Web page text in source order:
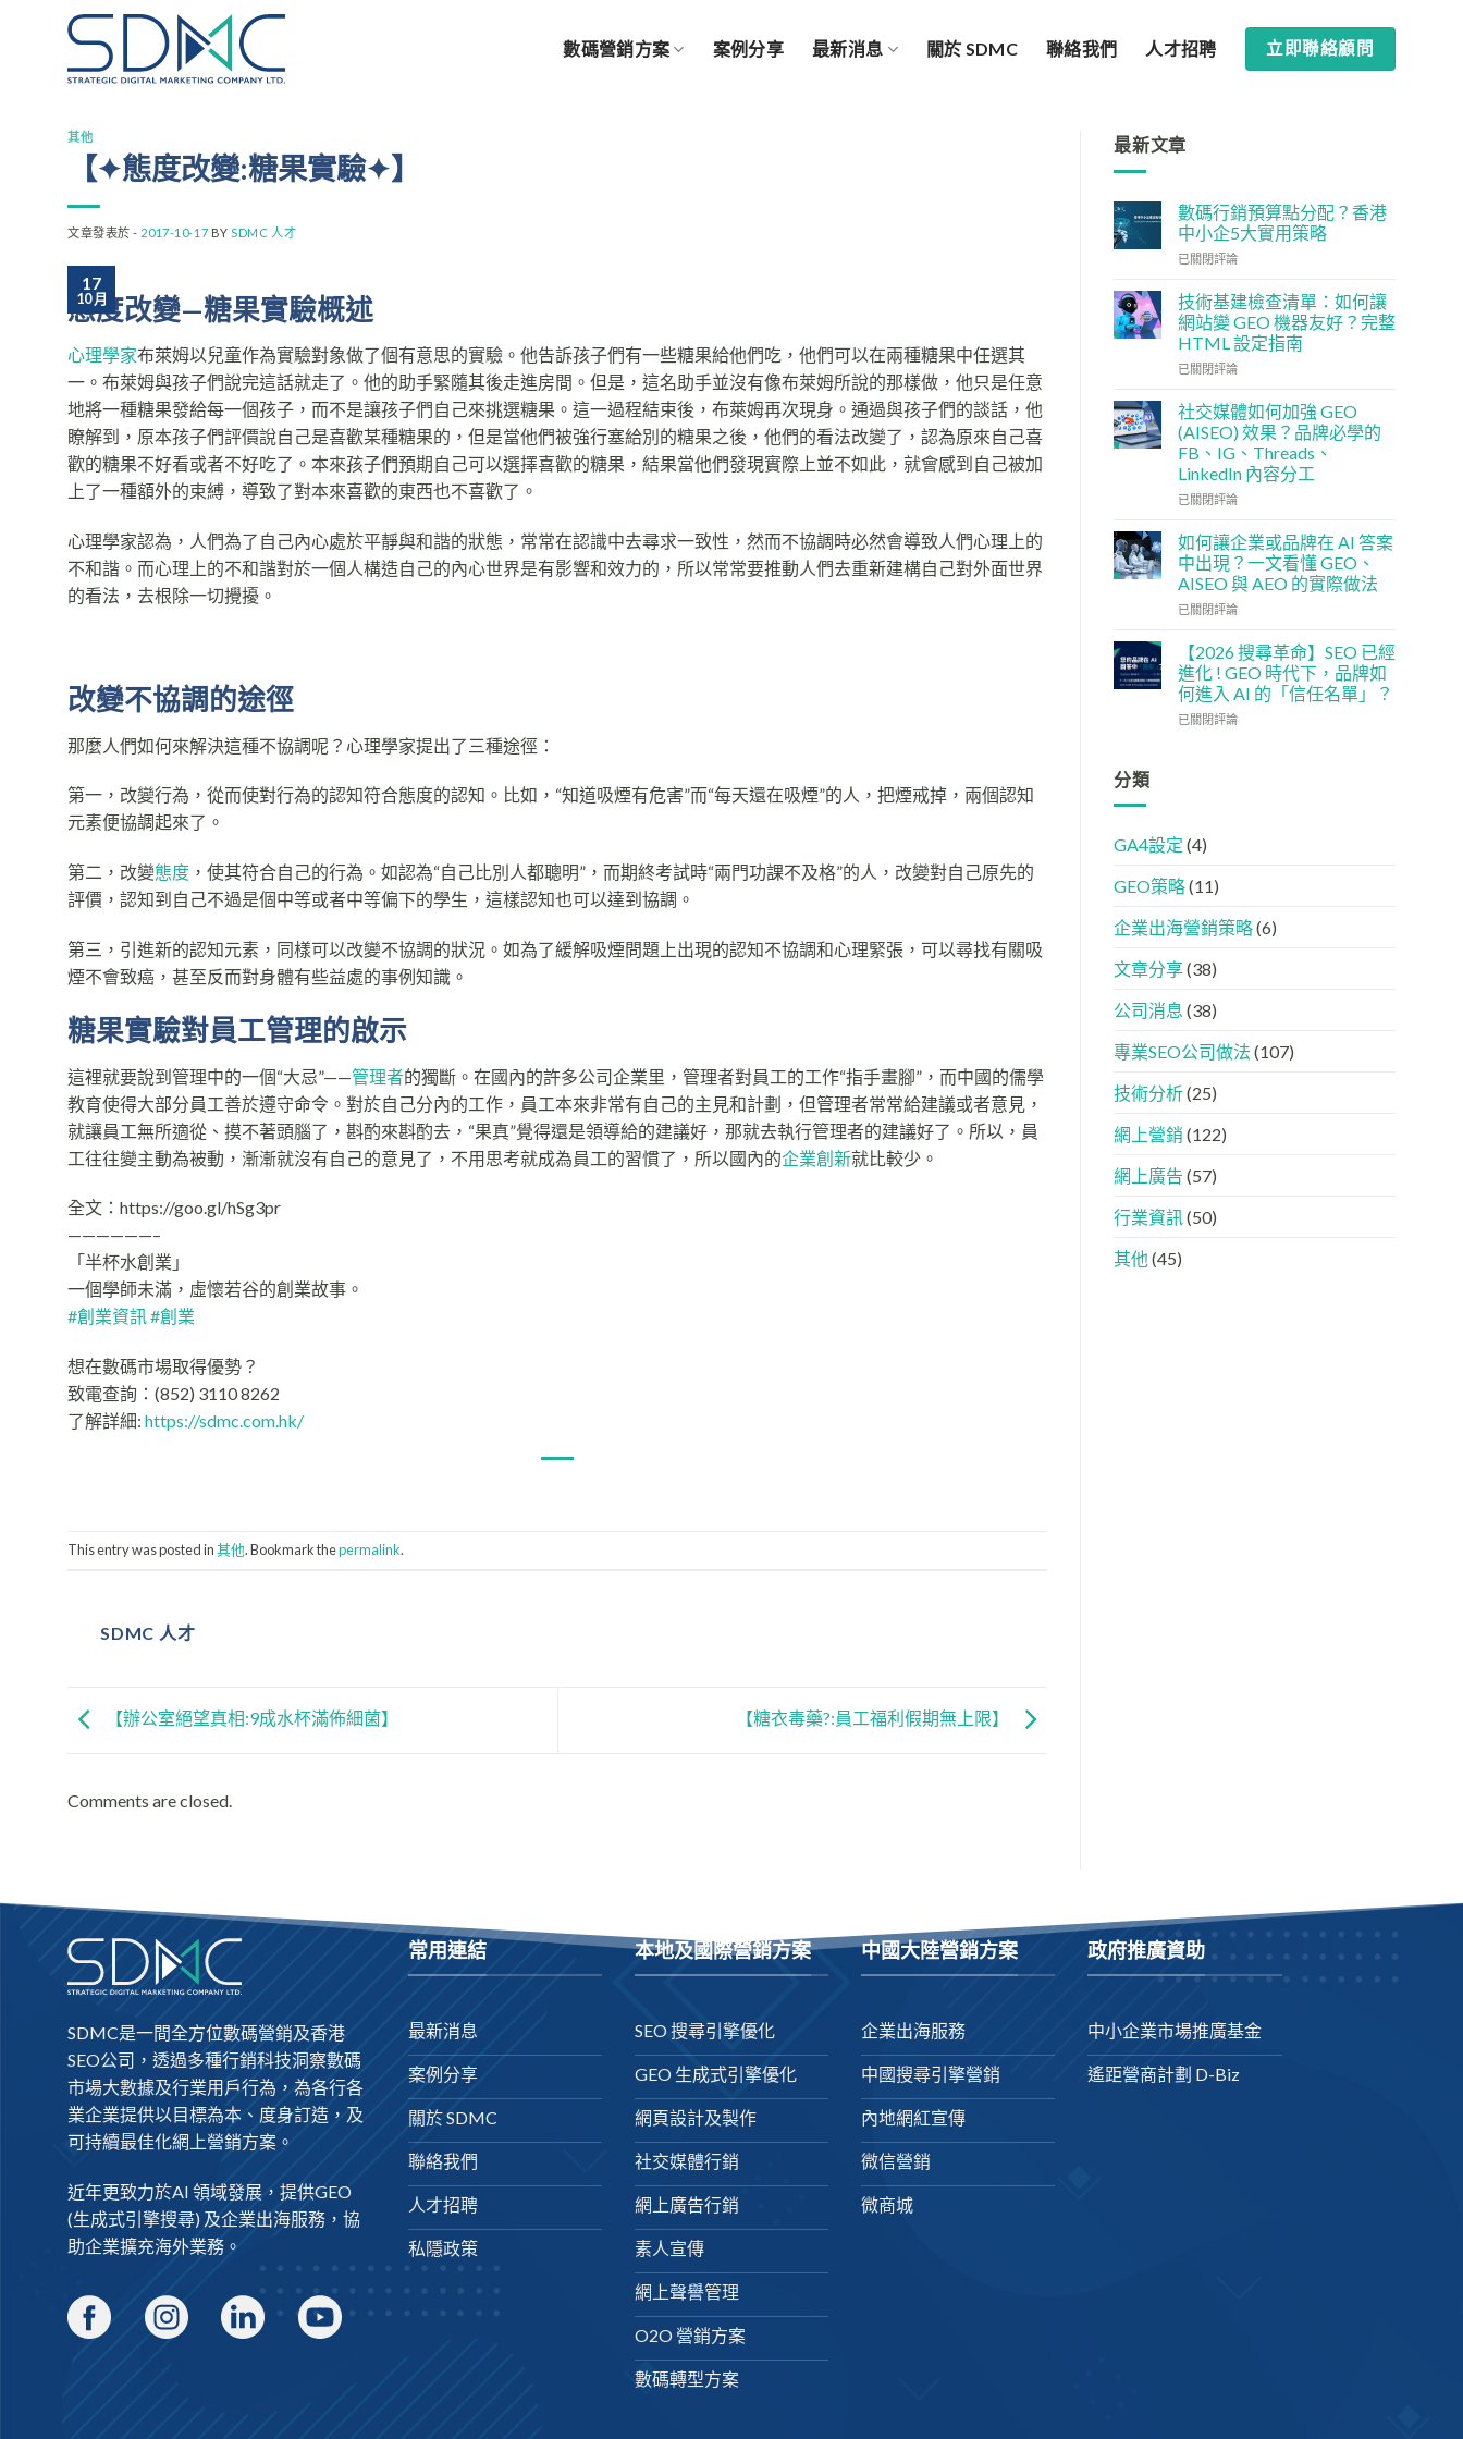
數碼營銷方案 案例分享 最新消息 關於 SDMC 聯絡我們 人才招聘 立即聯絡顧問
其他
【✦態度改變:糖果實驗✦】
文章發表於 - 2017-10-17 BY SDMC 人才
17
10 月
態度改變—糖果實驗概述
心理學家布萊姆以兒童作為實驗對象做了個有意思的實驗。他告訴孩子們有一些糖果給他們吃，他們可以在兩種糖果中任選其
一。布萊姆與孩子們說完這話就走了。他的助手緊隨其後走進房間。但是，這名助手並沒有像布萊姆所說的那樣做，他只是任意
地將一種糖果發給每一個孩子，而不是讓孩子們自己來挑選糖果。這一過程結束後，布萊姆再次現身。通過與孩子們的談話，他
瞭解到，原本孩子們評價說自己是喜歡某種糖果的，但是當他們被強行塞給別的糖果之後，他們的看法改變了，認為原來自己喜
歡的糖果不好看或者不好吃了。本來孩子們預期自己可以選擇喜歡的糖果，結果當他們發現實際上並不如此，就會感到自己被加
上了一種額外的束縛，導致了對本來喜歡的東西也不喜歡了。
心理學家認為，人們為了自己內心處於平靜與和諧的狀態，常常在認識中去尋求一致性，然而不協調時必然會導致人們心理上的
不和諧。而心理上的不和諧對於一個人構造自己的內心世界是有影響和效力的，所以常常要推動人們去重新建構自己對外面世界
的看法，去根除一切攪擾。
改變不協調的途徑
那麼人們如何來解決這種不協調呢？心理學家提出了三種途徑：
第一，改變行為，從而使對行為的認知符合態度的認知。比如，“知道吸煙有危害”而“每天還在吸煙”的人，把煙戒掉，兩個認知
元素便協調起來了。
第二，改變態度 ，使其符合自己的行為。如認為“自己比別人都聰明”，而期終考試時“兩門功課不及格”的人，改變對自己原先的
評價，認知到自己不過是個中等或者中等偏下的學生，這樣認知也可以達到協調。
第三，引進新的認知元素，同樣可以改變不協調的狀況。如為了緩解吸煙問題上出現的認知不協調和心理緊張，可以尋找有關吸
煙不會致癌，甚至反而對身體有些益處的事例知識。
糖果實驗對員工管理的啟示
這裡就要說到管理中的一個“大忌”——管理者的獨斷。在國內的許多公司企業里，管理者對員工的工作“指手畫腳”，而中國的儒學
教育使得大部分員工善於遵守命令。對於自己分內的工作，員工本來非常有自己的主見和計劃，但管理者常常給建議或者意見，
就讓員工無所適從、摸不著頭腦了，斟酌來斟酌去，“果真”覺得還是領導給的建議好，那就去執行管理者的建議好了。所以，員
工往往變主動為被動，漸漸就沒有自己的意見了，不用思考就成為員工的習慣了，所以國內的企業創新就比較少。
全文：https://goo.gl/hSg3pr
——————–
「半杯水創業」
一個學師未滿，虛懷若谷的創業故事。
#創業資訊#創業
想在數碼市場取得優勢？
致電查詢：(852) 3110 8262
了解詳細: https://sdmc.com.hk/
This entry was posted in其他. Bookmark thepermalink.
SDMC 人才
【辦公室絕望真相:9成水杯滿佈細菌】 【糖衣毒藥?:員工福利假期無上限】
Comments are closed.
最新文章
數碼行銷預算點分配？香港
中小企5大實用策略
數
行
銷
預
算
點
配？
香
港
中
小
企
大
實
用
策
略
已關閉評論
技術基建檢查清單：如何讓
網站變 GEO 機器友好？完整
HTML 設定指南
技
基
建
檢
查
清
單：
何
讓
網
站
變
器
友
好？
完
已關閉評論
社交媒體如何加強 GEO
(AISEO) 效果？品牌必學的
FB、IG、Threads、
LinkedIn 內容分工
社
媒
體
如
何
加
GEO
(AISEO)
效
果？
品
Threads、
內
分
已關閉評論
如何讓企業或品牌在 AI 答案
中出現？一文看懂 GEO、
AISEO 與 AEO 的實際做法
如
企
業
或
品
出
一
看
懂
AISEO
AEO
實
做
已關閉評論
【2026 搜尋革命】SEO 已經
進化 ! GEO 時代下，品牌如
何進入 AI 的「信任名單」？
【2026
經
化
GEO
時
下，
牌
何
入
AI
的
「信
名
已關閉評論
分類
GA4設定 (4)
GEO策略(11)
企業出海營銷策略(6)
文章分享(38)
公司消息 (38)
專業SEO公司做法 (107)
技術分析(25)
網上營銷 (122)
網上廣告 (57)
行業資訊(50)
其他 (45)
SDMC是一間全方位數碼營銷及香港
SEO公司 ，透過多種行銷科技洞察數碼
市場大數據及行業用戶行為，為各行各
業企業提供以目標為本、度身訂造，及
可持續最佳化網上營銷方案。
近年更致力於AI 領域發展，提供GEO
(生成式引擎搜尋) 及企業出海服務，協
助企業擴充海外業務。
常用連結
最新消息
案例分享
關於 SDMC
聯絡我們
人才招聘
私隱政策
本地及國際營銷方案
SEO 搜尋引擎優化
GEO 生成式引擎優化
網頁設計及製作
社交媒體行銷
網上廣告行銷
素人宣傳
網上聲譽管理
O2O 營銷方案
數碼轉型方案
中國大陸營銷方案
企業出海服務
中國搜尋引擎營銷
內地網紅宣傳
微信營銷
微商城
政府推廣資助
中小企業市場推廣基金
遙距營商計劃 D-Biz